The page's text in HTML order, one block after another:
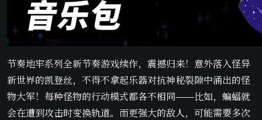
节奏地牢系列全新节奏游戏续作，震撼归来！意外落入怪异
新世界的凯登丝，不得不拿起乐器对抗神秘裂隙中涌出的怪
物大军！每种怪物的行动模式都各不相同——比如，蝙蝠就
会在遭到攻击时变换轨道。而更强大的敌人，可能需要多次